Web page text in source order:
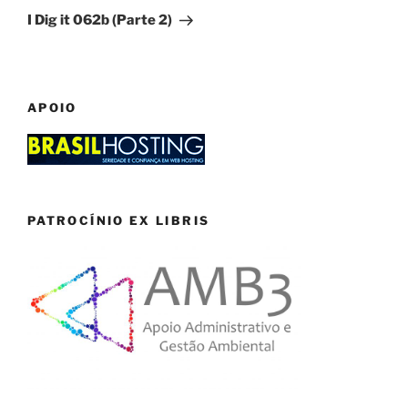
Post
I Dig it 062b (Parte 2)
APOIO
PATROCÍNIO EX LIBRIS